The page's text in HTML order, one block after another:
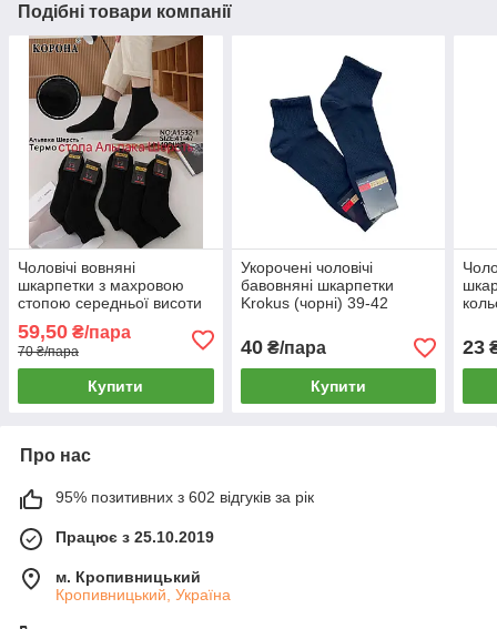
Подібні товари компанії
Чоловічі вовняні
шкарпетки з махровою
стопою середньої висоти
Корона
59,50 ₴/пара
70 ₴/пара
Купити
Укорочені чоловічі
бавовняні шкарпетки
Krokus (чорні) 39-42
40₴/пара
Купити
23
Про нас
95% позитивних з 602 відгуків за рік
Працює з 25.10.2019
м. Кропивницький
Кропивницький, Україна